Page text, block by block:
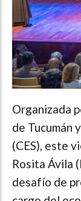
Organizada
de Tucumán
(CES), este
Rosita Ávila
desafío de